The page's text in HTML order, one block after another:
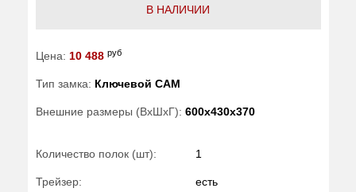
В НАЛИЧИИ
Цена: 10 488 руб
Тип замка: Ключевой САМ
Внешние размеры (ВхШхГ): 600x430x370
Количество полок (шт): 1
Трейзер: есть